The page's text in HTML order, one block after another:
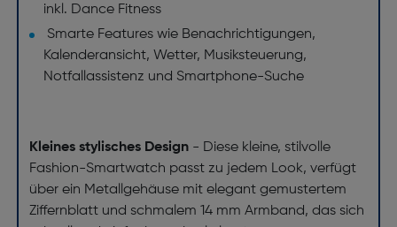
inkl. Dance Fitness
Smarte Features wie Benachrichtigungen,
Kalenderansicht, Wetter, Musiksteuerung,
Notfallassistenz und Smartphone-Suche
Kleines stylisches Design - Diese kleine, stilvolle
Fashion-Smartwatch passt zu jedem Look, verfügt
über ein Metallgehäuse mit elegant gemustertem
Ziffernblatt und schmalem 14 mm Armband, das sich